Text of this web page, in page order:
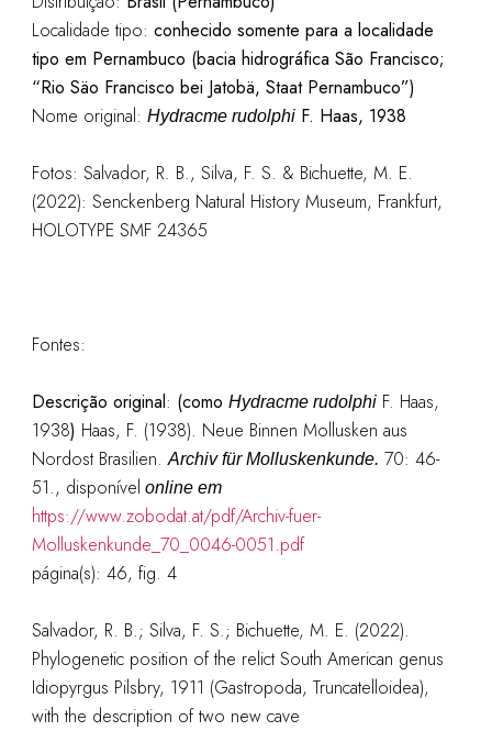
Localidade tipo: conhecido somente para a localidade
tipo em Pernambuco (bacia hidrográfica São Francisco;
“Rio Säo Francisco bei Jatobä, Staat Pernambuco”)
Nome original: Hydracme rudolphiF. Haas, 1938
Fotos: Salvador, R. B., Silva, F. S. & Bichuette, M. E.
(2022): Senckenberg Natural History Museum, Frankfurt,
HOLOTYPE SMF 24365
Fontes:
Descrição original: (como Hydracme rudolphiF. Haas,
1938) Haas, F. (1938). Neue Binnen Mollusken aus
Nordost Brasilien.Archiv für Molluskenkunde. 70: 46-
51., disponível online em
https://www.zobodat.at/pdf/Archiv-fuer-
Molluskenkunde_70_0046-0051.pdf
página(s): 46, fig. 4
Salvador, R. B.; Silva, F. S.; Bichuette, M. E. (2022).
Phylogenetic position of the relict South American genus
Idiopyrgus Pilsbry, 1911 (Gastropoda, Truncatelloidea),
with the description of two new cave